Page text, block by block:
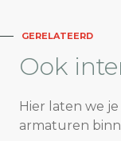
GERELATEERD
Ook
Hier laten we
armaturen